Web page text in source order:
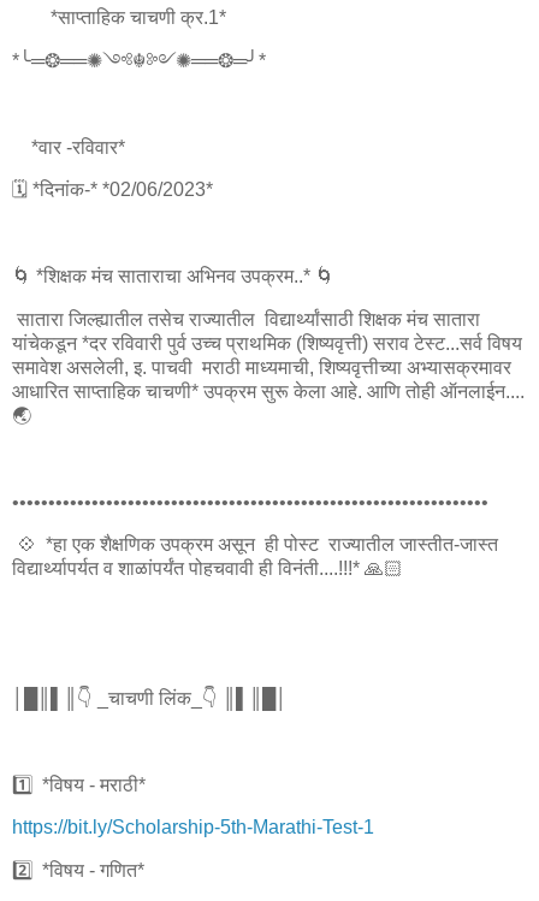
*साप्ताहिक चाचणी क्र.1*
*╰═❂══✺༺☬༻✺══❂═╯*
*वार -‌रविवार*
🗓️ *दिनांक-* *02/06/2023*
🌀 *शिक्षक मंच साताराचा अभिनव उपक्रम..* 🌀
सातारा जिल्ह्यातील तसेच राज्यातील विद्यार्थ्यांसाठी शिक्षक मंच सातारा
यांचेकडून *दर रविवारी पुर्व उच्च प्राथमिक (शिष्यवृत्ती) सराव टेस्ट...सर्व विषय
समावेश असलेली, इ. पाचवी मराठी माध्यमाची, शिष्यवृत्तीच्या अभ्यासक्रमावर
आधारित साप्ताहिक चाचणी* उपक्रम सुरू केला आहे. आणि तोही ऑनलाईन....
🌏
••••••••••••••••••••••••••••••••••••••••••••••••••••••••••••••••••
💠 *हा एक शैक्षणिक उपक्रम असून ही पोस्ट राज्यातील जास्तीत-जास्त
विद्यार्थ्यापर्यत व शाळांपर्यंत पोहचवावी ही विनंती....!!!* 🙏🏻
│█║▌║👇 _चाचणी लिंक_👇 ║▌║█│
1️⃣ *विषय - मराठी*
https://bit.ly/Scholarship-5th-Marathi-Test-1
2️⃣ *विषय - गणित*